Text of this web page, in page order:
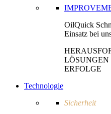
OilQuick
Einsatz bei
LÖSUNGEN
ERFOLGE
Technologie
Sicherheit